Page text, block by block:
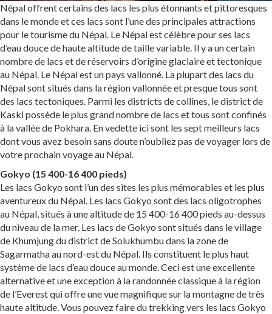
Népal offrent certains des lacs les plus étonnants et pittoresques
dans le monde et ces lacs sont l’une des principales attractions
pour le tourisme du Népal. Le Népal est célèbre pour ses lacs
d’eau douce de haute altitude de taille variable. Il y a un certain
nombre de lacs et de réservoirs d’origine glaciaire et tectonique
au Népal. Le Népal est un pays vallonné. La plupart des lacs du
Népal sont situés dans la région vallonnée et presque tous sont
des lacs tectoniques. Parmi les districts de collines, le district de
Kaski possède le plus grand nombre de lacs et tous sont confinés
à la vallée de Pokhara. En vedette ici sont les sept meilleurs lacs
dont vous avez besoin sans doute n’oubliez pas de voyager lors de
votre prochain voyage au Népal.
Gokyo (15 400-16 400 pieds)
Les lacs Gokyo sont l’un des sites les plus mémorables et les plus
aventureux du Népal. Les lacs Gokyo sont des lacs oligotrophes
au Népal, situés à une altitude de 15 400-16 400 pieds au-dessus
du niveau de la mer. Les lacs de Gokyo sont situés dans le village
de Khumjung du district de Solukhumbu dans la zone de
Sagarmatha au nord-est du Népal. Ils constituent le plus haut
système de lacs d’eau douce au monde. Ceci est une excellente
alternative et une exception à la randonnée classique à la région
de l’Everest qui offre une vue magnifique sur la montagne de très
haute altitude. Vous pouvez faire du trekking vers les lacs Gokyo